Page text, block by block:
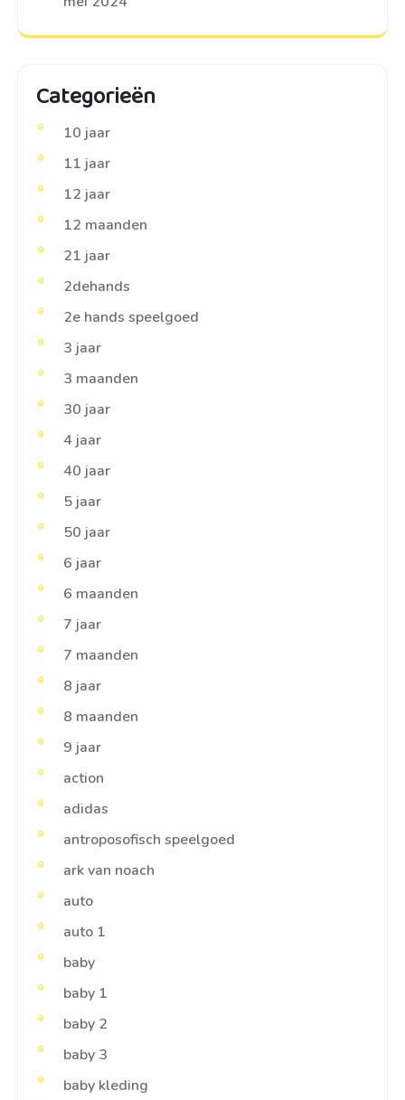
Categorieën
10 jaar
11 jaar
12 jaar
12 maanden
21 jaar
2dehands
2e hands speelgoed
3 jaar
3 maanden
30 jaar
4 jaar
40 jaar
5 jaar
50 jaar
6 jaar
6 maanden
7 jaar
7 maanden
8 jaar
8 maanden
9 jaar
action
adidas
antroposofisch speelgoed
ark van noach
auto
auto 1
baby
baby 1
baby 2
baby 3
baby kleding